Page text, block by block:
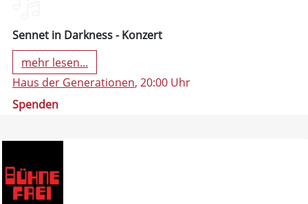
Sennet in Darkness - Konzert
mehr lesen...
Haus der Generationen, 20:00 Uhr
Spenden